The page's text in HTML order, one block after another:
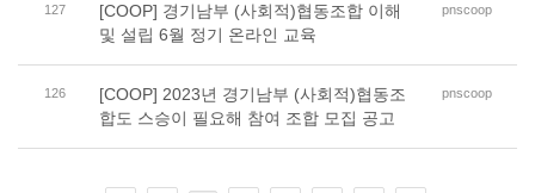
127
[COOP] 경기남부 (사회적)협동조합 이해
및 설립 6월 정기 온라인 교육
pnscoop
126
[COOP] 2023년 경기남부 (사회적)협동조
합도 스승이 필요해 참여 조합 모집 공고
pnscoop